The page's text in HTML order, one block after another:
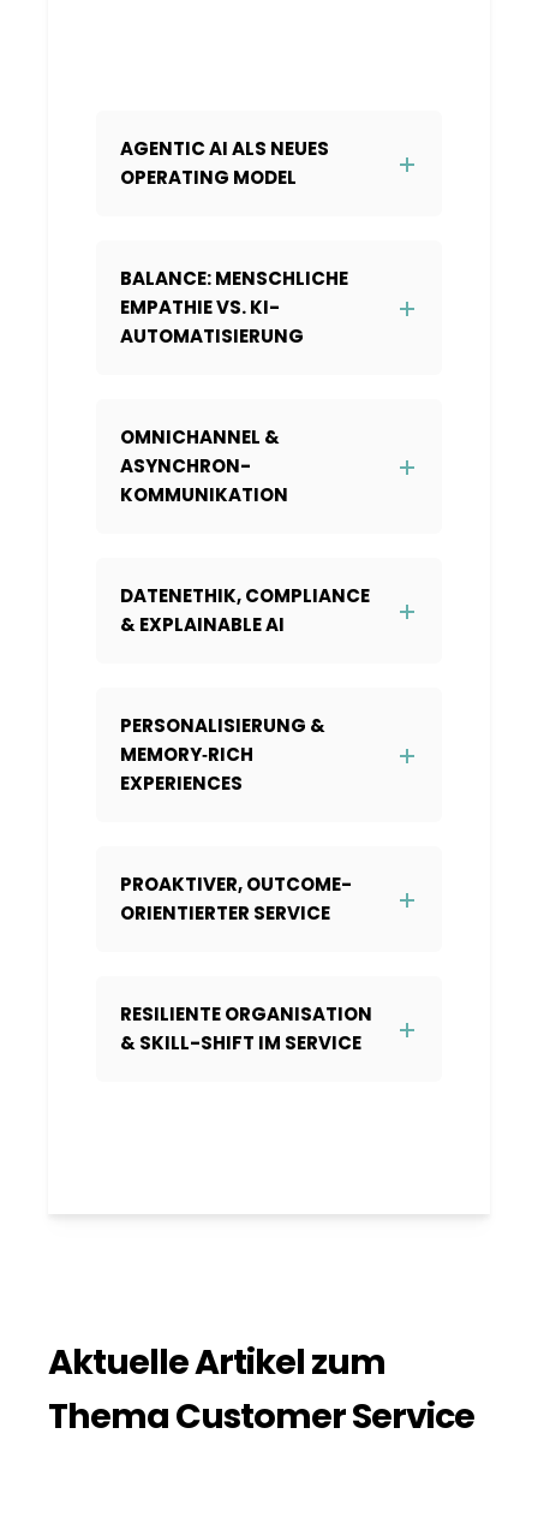
AGENTIC AI ALS NEUES
OPERATING MODEL
BALANCE: MENSCHLICHE
EMPATHIE VS. KI-
AUTOMATISIERUNG
OMNICHANNEL &
ASYNCHRON-
KOMMUNIKATION
DATENETHIK, COMPLIANCE
& EXPLAINABLE AI
PERSONALISIERUNG &
MEMORY‑RICH
EXPERIENCES
PROAKTIVER, OUTCOME-
ORIENTIERTER SERVICE
RESILIENTE ORGANISATION
& SKILL-SHIFT IM SERVICE
Aktuelle Artikel zum
Thema Customer Service